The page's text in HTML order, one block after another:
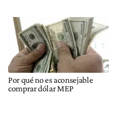
Por qué no es aconsejable
comprar dólar MEP